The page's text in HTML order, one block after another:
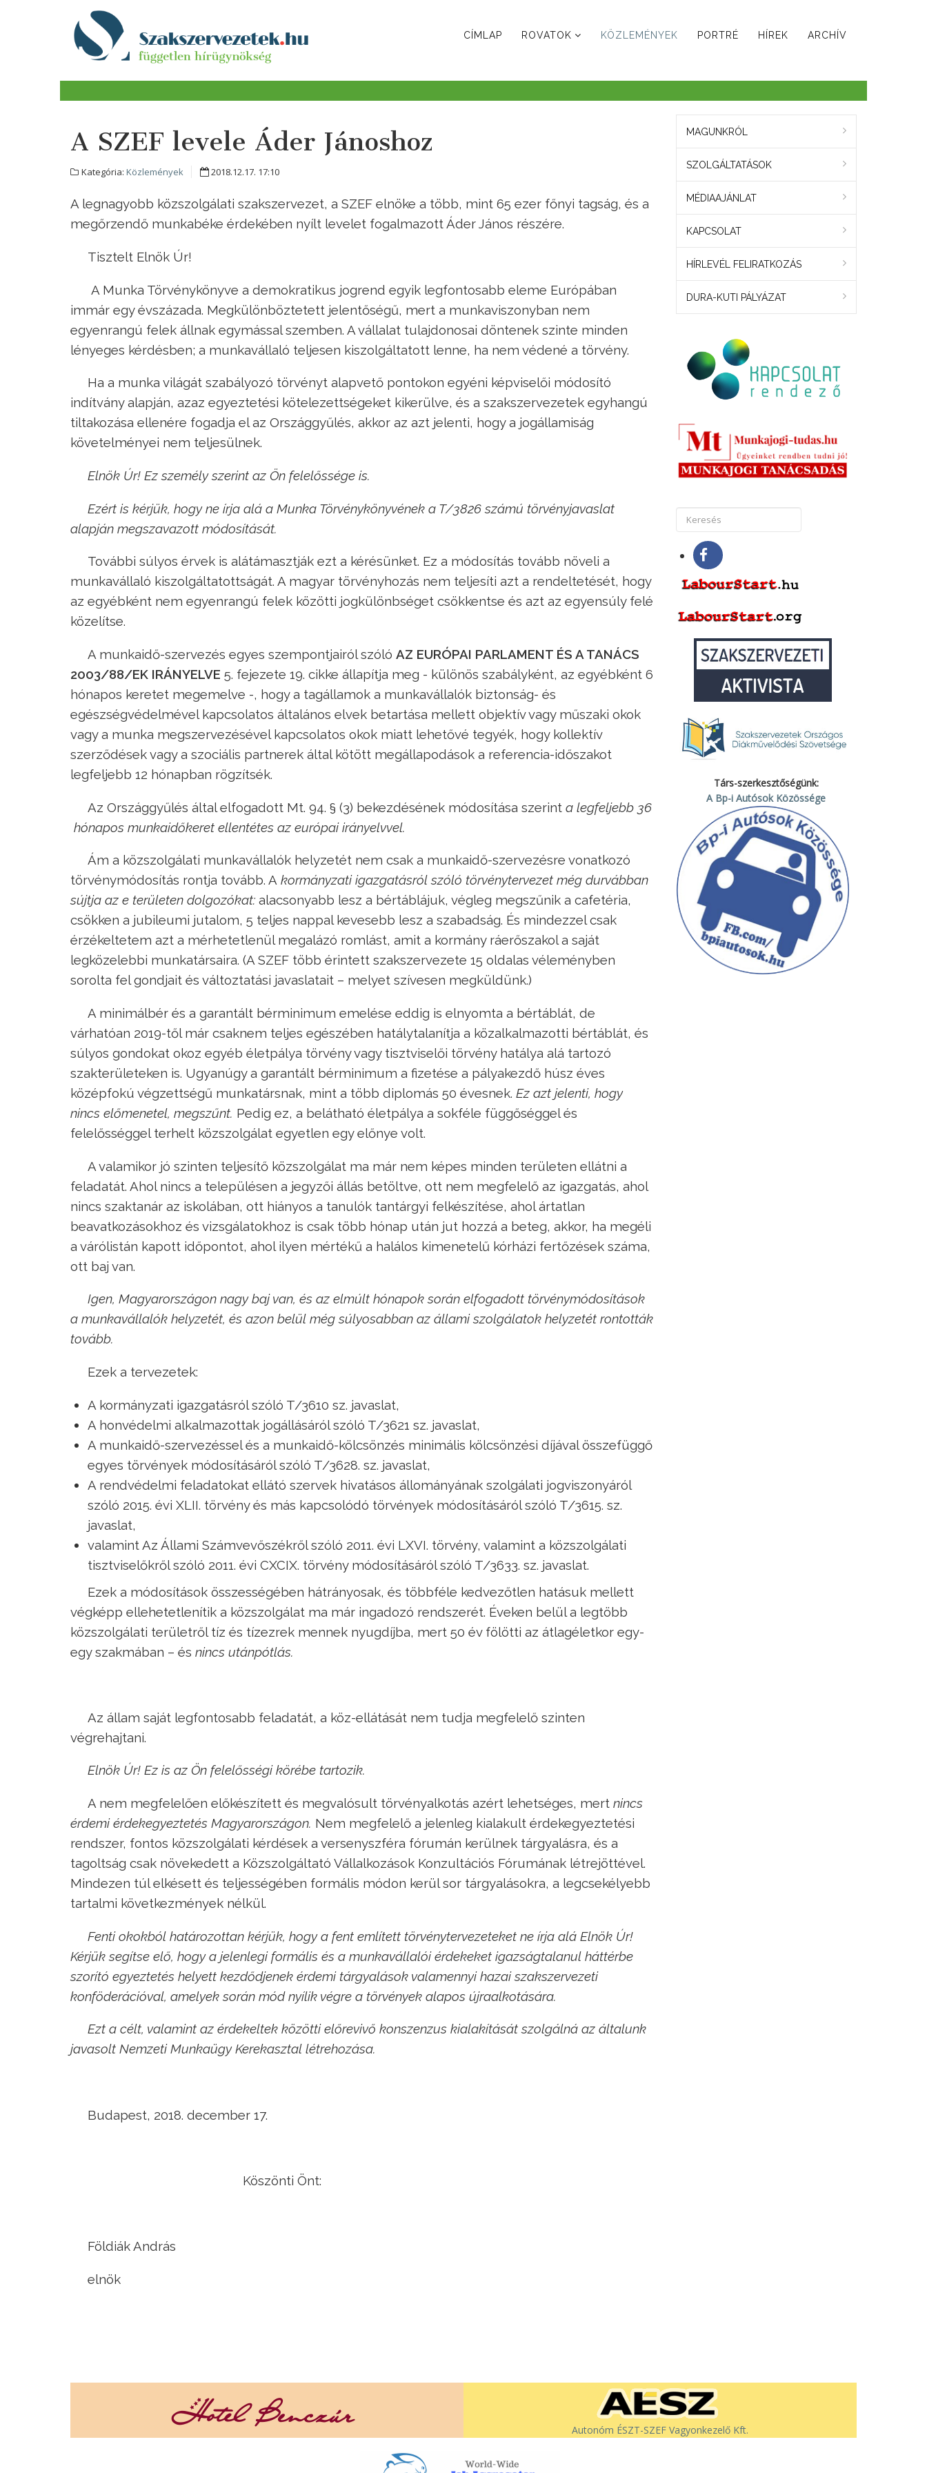
CÍMLAP ROVATOK KÖZLEMÉNYEK PORTRÉ HÍREK ARCHÍV
A SZEF levele Áder Jánoshoz
Kategória: Közlemények 2018.12.17. 17:10
A legnagyobb közszolgálati szakszervezet, a SZEF elnöke a több, mint 65 ezer főnyi tagság, és a
megőrzendő munkabéke érdekében nyílt levelet fogalmazott Áder János részére.
Tisztelt Elnök Úr!
A Munka Törvénykönyve a demokratikus jogrend egyik legfontosabb eleme Európában
immár egy évszázada. Megkülönböztetett jelentőségű, mert a munkaviszonyban nem
egyenrangú felek állnak egymással szemben. A vállalat tulajdonosai döntenek szinte minden
lényeges kérdésben; a munkavállaló teljesen kiszolgáltatott lenne, ha nem védené a törvény.
Ha a munka világát szabályozó törvényt alapvető pontokon egyéni képviselői módosító
indítvány alapján, azaz egyeztetési kötelezettségeket kikerülve, és a szakszervezetek egyhangú
tiltakozása ellenére fogadja el az Országgyűlés, akkor az azt jelenti, hogy a jogállamiság
követelményei nem teljesülnek.
Elnök Úr! Ez személy szerint az Ön felelőssége is.
Ezért is kérjük, hogy ne írja alá a Munka Törvénykönyvének a T/3826 számú törvényjavaslat
alapján megszavazott módosítását.
További súlyos érvek is alátámasztják ezt a kérésünket. Ez a módosítás tovább növeli a
munkavállaló kiszolgáltatottságát. A magyar törvényhozás nem teljesíti azt a rendeltetését, hogy
az egyébként nem egyenrangú felek közötti jogkülönbséget csökkentse és azt az egyensúly felé
közelítse.
A munkaidő-szervezés egyes szempontjairól szóló AZ EURÓPAI PARLAMENT ÉS A TANÁCS
2003/88/EK IRÁNYELVE 5. fejezete 19. cikke állapítja meg - különös szabályként, az egyébként 6
hónapos keretet megemelve -, hogy a tagállamok a munkavállalók biztonság- és
egészségvédelmével kapcsolatos általános elvek betartása mellett objektív vagy műszaki okok
vagy a munka megszervezésével kapcsolatos okok miatt lehetővé tegyék, hogy kollektív
szerződések vagy a szociális partnerek által kötött megállapodások a referencia-időszakot
legfeljebb 12 hónapban rögzítsék.
Az Országgyűlés által elfogadott Mt. 94. § (3) bekezdésének módosítása szerint a legfeljebb 36
hónapos munkaidőkeret ellentétes az európai irányelvvel.
Ám a közszolgálati munkavállalók helyzetét nem csak a munkaidő-szervezésre vonatkozó
törvénymódosítás rontja tovább. A kormányzati igazgatásról szóló törvénytervezet még durvábban
sújtja az e területen dolgozókat: alacsonyabb lesz a bértáblájuk, végleg megszűnik a cafetéria,
csökken a jubileumi jutalom, 5 teljes nappal kevesebb lesz a szabadság. És mindezzel csak
érzékeltetem azt a mérhetetlenül megalázó romlást, amit a kormány ráerőszakol a saját
legközelebbi munkatársaira. (A SZEF több érintett szakszervezete 15 oldalas véleményben
sorolta fel gondjait és változtatási javaslatait – melyet szívesen megküldünk.)
A minimálbér és a garantált bérminimum emelése eddig is elnyomta a bértáblát, de
várhatóan 2019-től már csaknem teljes egészében hatálytalanítja a közalkalmazotti bértáblát, és
súlyos gondokat okoz egyéb életpálya törvény vagy tisztviselői törvény hatálya alá tartozó
szakterületeken is. Ugyanúgy a garantált bérminimum a fizetése a pályakezdő húsz éves
középfokú végzettségű munkatársnak, mint a több diplomás 50 évesnek. Ez azt jelenti, hogy
nincs előmenetel, megszűnt. Pedig ez, a belátható életpálya a sokféle függőséggel és
felelősséggel terhelt közszolgálat egyetlen egy előnye volt.
A valamikor jó szinten teljesítő közszolgálat ma már nem képes minden területen ellátni a
feladatát. Ahol nincs a településen a jegyzői állás betöltve, ott nem megfelelő az igazgatás, ahol
nincs szaktanár az iskolában, ott hiányos a tanulók tantárgyi felkészítése, ahol ártatlan
beavatkozásokhoz és vizsgálatokhoz is csak több hónap után jut hozzá a beteg, akkor, ha megéli
a várólistán kapott időpontot, ahol ilyen mértékű a halálos kimenetelű kórházi fertőzések száma,
ott baj van.
Igen, Magyarországon nagy baj van, és az elmúlt hónapok során elfogadott törvénymódosítások
a munkavállalók helyzetét, és azon belül még súlyosabban az állami szolgálatok helyzetét rontották
tovább.
Ezek a tervezetek:
A kormányzati igazgatásról szóló T/3610 sz. javaslat,
A honvédelmi alkalmazottak jogállásáról szóló T/3621 sz. javaslat,
A munkaidő-szervezéssel és a munkaidő-kölcsönzés minimális kölcsönzési díjával összefüggő
egyes törvények módosításáról szóló T/3628. sz. javaslat,
A rendvédelmi feladatokat ellátó szervek hivatásos állományának szolgálati jogviszonyáról
szóló 2015. évi XLII. törvény és más kapcsolódó törvények módosításáról szóló T/3615. sz.
javaslat,
valamint Az Állami Számvevőszékről szóló 2011. évi LXVI. törvény, valamint a közszolgálati
tisztviselőkről szóló 2011. évi CXCIX. törvény módosításáról szóló T/3633. sz. javaslat.
Ezek a módosítások összességében hátrányosak, és többféle kedvezőtlen hatásuk mellett
végképp ellehetetlenítik a közszolgálat ma már ingadozó rendszerét. Éveken belül a legtöbb
közszolgálati területről tíz és tízezrek mennek nyugdíjba, mert 50 év fölötti az átlagéletkor egy-
egy szakmában – és nincs utánpótlás.
Az állam saját legfontosabb feladatát, a köz-ellátását nem tudja megfelelő szinten
végrehajtani.
Elnök Úr! Ez is az Ön felelősségi körébe tartozik.
A nem megfelelően előkészített és megvalósult törvényalkotás azért lehetséges, mert nincs
érdemi érdekegyeztetés Magyarországon. Nem megfelelő a jelenleg kialakult érdekegyeztetési
rendszer, fontos közszolgálati kérdések a versenyszféra fórumán kerülnek tárgyalásra, és a
tagoltság csak növekedett a Közszolgáltató Vállalkozások Konzultációs Fórumának létrejöttével.
Mindezen túl elkésett és teljességében formális módon kerül sor tárgyalásokra, a legcsekélyebb
tartalmi következmények nélkül.
Fenti okokból határozottan kérjük, hogy a fent említett törvénytervezeteket ne írja alá Elnök Úr!
Kérjük segítse elő, hogy a jelenlegi formális és a munkavállalói érdekeket igazságtalanul háttérbe
szorító egyeztetés helyett kezdődjenek érdemi tárgyalások valamennyi hazai szakszervezeti
konföderációval, amelyek során mód nyílik végre a törvények alapos újraalkotására.
Ezt a célt, valamint az érdekeltek közötti előrevivő konszenzus kialakítását szolgálná az általunk
javasolt Nemzeti Munkaügy Kerekasztal létrehozása.
Budapest, 2018. december 17.
Köszönti Önt:
Földiák András
elnök
MAGUNKRÓL
SZOLGÁLTATÁSOK
MÉDIAAJÁNLAT
KAPCSOLAT
HÍRLEVÉL FELIRATKOZÁS
DURA-KUTI PÁLYÁZAT
Társ-szerkesztőségünk:
A Bp-i Autósok Közössége
Autonóm ÉSZT-SZEF Vagyonkezelő Kft.